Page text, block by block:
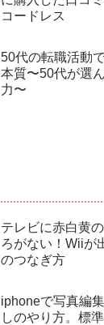
コードレス
50代の転職活動
本質〜50代が選
力〜
テレビに赤白黄
ろがない！Wiiが
のつなぎ方
iphoneで写真編
しのやり方。標